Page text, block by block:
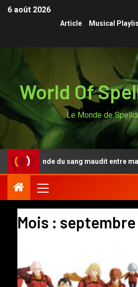
6 août 2026
Article Musical
World Of
Le Monde de
légende du sang maudit entre manga
Mois :